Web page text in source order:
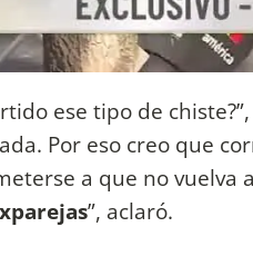
ese tipo de
Por eso creo que
a que no vuelva
”, aclaró.